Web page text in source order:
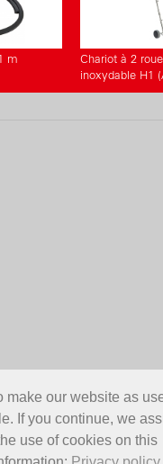
make our website as
If you continue, we
use of cookies on this
m
Chariot à 2
inoxydable H1
AG